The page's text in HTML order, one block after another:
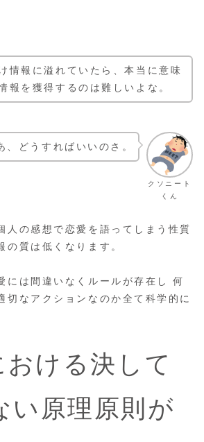
情報に溢れていたら、本当に意味
報を獲得するのは難しいよな。
クソニート
くん
、どうすればいいのさ。
人の感想で恋愛を語ってしまう性質
の質は低くなります。
には間違いなくルールが存在し 何
切なアクションなのか全て科学的に
おける決して
い原理原則が